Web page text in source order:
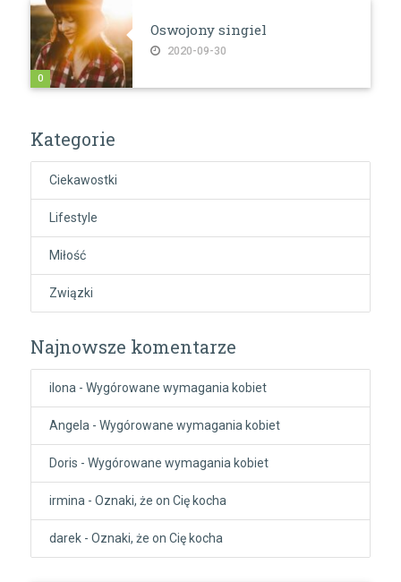
Oswojony singiel
2020-09-30
0
Kategorie
Ciekawostki
Lifestyle
Miłość
Związki
Najnowsze komentarze
ilona - Wygórowane wymagania kobiet
Angela - Wygórowane wymagania kobiet
Doris - Wygórowane wymagania kobiet
irmina - Oznaki, że on Cię kocha
darek- Oznaki, że on Cię kocha